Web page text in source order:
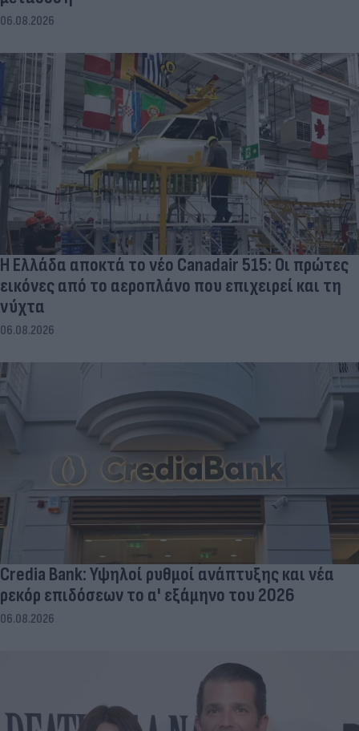
06.08.2026
Η Ελλάδα αποκτά το νέο Canadair 515: Οι πρώτες
εικόνες από το αεροπλάνο που επιχειρεί και τη
νύχτα
06.08.2026
Credia Bank: Υψηλοί ρυθμοί ανάπτυξης και νέα
ρεκόρ επιδόσεων το α' εξάμηνο του 2026
06.08.2026